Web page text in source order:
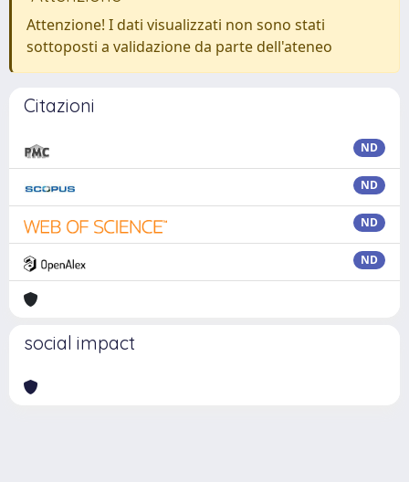
Attenzione! I dati visualizzati non sono stati
sottoposti a validazione da parte dell'ateneo
Citazioni
ND
ND
ND
ND
social impact